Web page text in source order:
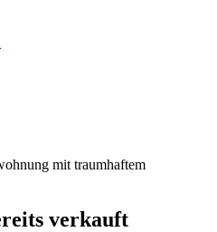
mit traumhaftem
verkauft